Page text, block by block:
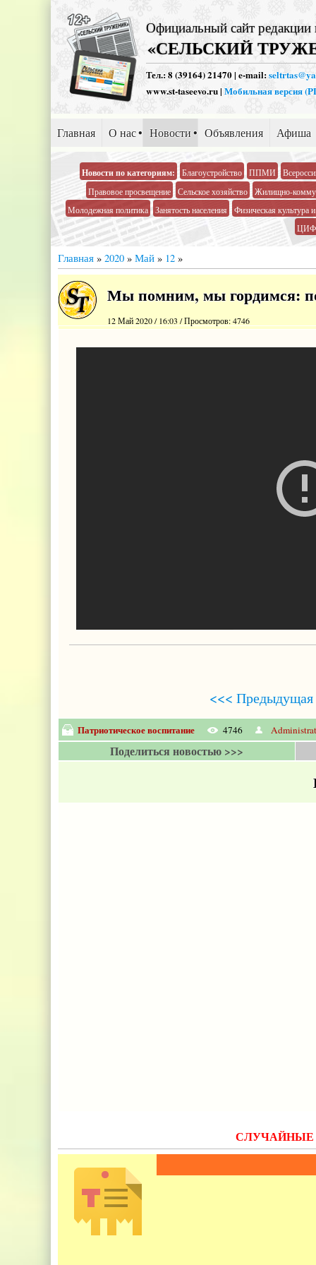
Официальный сайт редакции
«СЕЛЬСКИЙ
Тел.: 8 (39164) 21470 | e-mail:
www.st-taseevo.ru | Мобильная версия
Главная О нас Новости Объявления Афиша
Новости по категориям: Благоустройство ППМИ
Правовое просвещение
Сельское хозяйство
Жилищно-
Молодежная политика
Занятость населения
Физическая культура
Главная » 2020 » Май » 12 »
Мы помним, мы гордимся:
12 Май 2020 / 16:03 / Просмотров: 4746
<<< Предыдущая
Патриотическое воспитание 4746
Поделиться новостью >>>
СЛУЧАЙНЫЕ